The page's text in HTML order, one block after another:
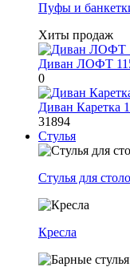
Пуфы и
Хиты продаж
Диван ЛОФТ
0
Диван Каретка
31894
Стулья
Стулья для
Кресла